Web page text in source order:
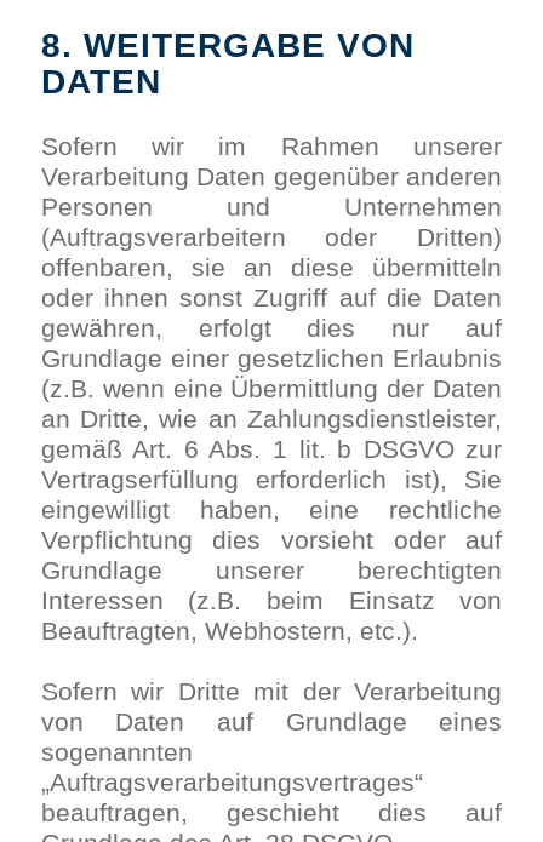
8. WEITERGABE VON
DATEN
Sofern wir im Rahmen unserer
Verarbeitung Daten gegenüber anderen
Personen und Unternehmen
(Auftragsverarbeitern oder Dritten)
offenbaren, sie an diese übermitteln
oder ihnen sonst Zugriff auf die Daten
gewähren, erfolgt dies nur auf
Grundlage einer gesetzlichen Erlaubnis
(z.B. wenn eine Übermittlung der Daten
an Dritte, wie an Zahlungsdienstleister,
gemäß Art. 6 Abs. 1 lit. b DSGVO zur
Vertragserfüllung erforderlich ist), Sie
eingewilligt haben, eine rechtliche
Verpflichtung dies vorsieht oder auf
Grundlage unserer berechtigten
Interessen (z.B. beim Einsatz von
Beauftragten, Webhostern, etc.).
Sofern wir Dritte mit der Verarbeitung
von Daten auf Grundlage eines
sogenannten
„Auftragsverarbeitungsvertrages“
beauftragen, geschieht dies auf